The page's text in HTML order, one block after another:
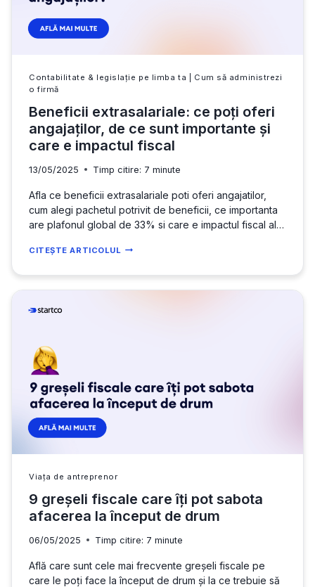
Contabilitate & legislație pe limba ta
Cum să administrezi
o firmă
Beneficii extrasalariale: ce poți oferi
angajaților, de ce sunt importante și
care e impactul fiscal
13/05/2025 Timp citire: 7 minute
Afla ce beneficii extrasalariale poti oferi angajatilor,
cum alegi pachetul potrivit de beneficii, ce importanta
are plafonul global de 33% si care e impactul fiscal al
CITEȘTE ARTICOLUL BENEFICII
CE
POȚI
IMPORTANTE
ȘI
CARE
Viața de antreprenor
9 greșeli fiscale care îți pot sabota
afacerea la început de drum
06/05/2025 Timp citire: 7 minute
Află care sunt cele mai frecvente greșeli fiscale pe
care le poți face la început de drum și la ce trebuie să